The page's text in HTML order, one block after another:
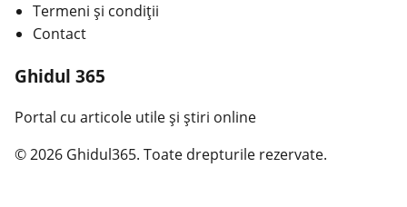
Termeni și condiții
Contact
Ghidul 365
Portal cu articole utile și știri online
© 2026 Ghidul365. Toate drepturile rezervate.